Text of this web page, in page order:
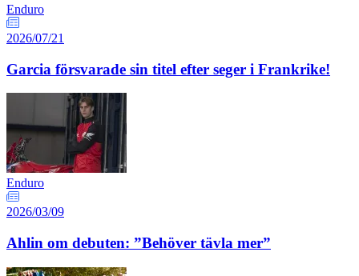
Enduro
2026/07/21
Garcia försvarade sin titel efter seger i Frankrike!
Enduro
2026/03/09
Ahlin om debuten: ”Behöver tävla mer”